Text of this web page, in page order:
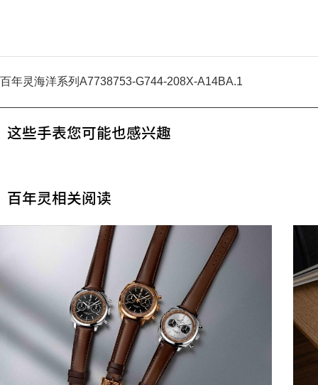
百年灵海洋系列A7738753-G744-208X-A14BA.1
这些手表您可能也感兴趣
百年灵相关阅读